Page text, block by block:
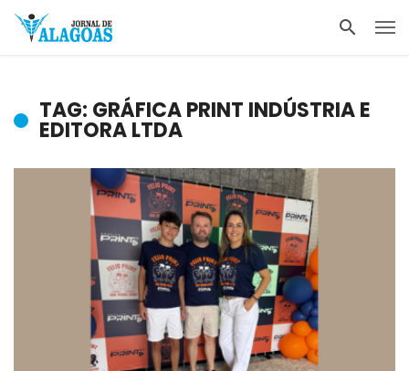
TAG: GRÁFICA PRINT INDÚSTRIA E
EDITORA LTDA